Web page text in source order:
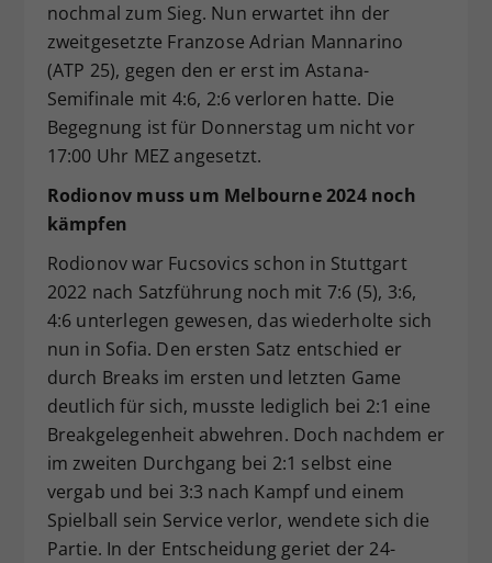
nochmal zum Sieg. Nun erwartet ihn der
zweitgesetzte Franzose Adrian Mannarino
(ATP 25), gegen den er erst im Astana-
Semifinale mit 4:6, 2:6 verloren hatte. Die
Begegnung ist für Donnerstag um nicht vor
17:00 Uhr MEZ angesetzt.
Rodionov muss um Melbourne 2024 noch
kämpfen
Rodionov war Fucsovics schon in Stuttgart
2022 nach Satzführung noch mit 7:6 (5), 3:6,
4:6 unterlegen gewesen, das wiederholte sich
nun in Sofia. Den ersten Satz entschied er
durch Breaks im ersten und letzten Game
deutlich für sich, musste lediglich bei 2:1 eine
Breakgelegenheit abwehren. Doch nachdem er
im zweiten Durchgang bei 2:1 selbst eine
vergab und bei 3:3 nach Kampf und einem
Spielball sein Service verlor, wendete sich die
Partie. In der Entscheidung geriet der 24-